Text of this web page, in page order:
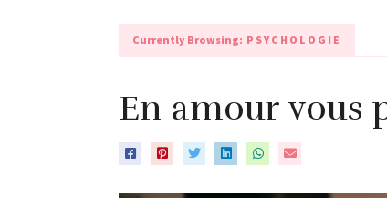
Currently Browsing: PSYCHOLOGIE
En amour vous